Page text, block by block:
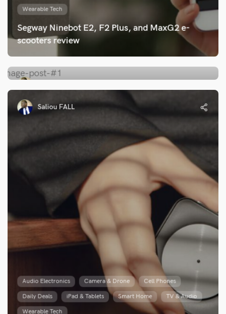
Wearable Tech
Segway Ninebot E2, F2 Plus, and MaxG2 e-
scooters review
Audio Electronics Camera & Drone
Smart Home
Wearable Tech
Hands-on with Nintendo Switch’s top video
games
Saliou FALL
Audio Electronics Camera & Drone
Cell Phones
Daily Deals
iPad & Tablets Smart Home
TV & Audio
Wearable Tech